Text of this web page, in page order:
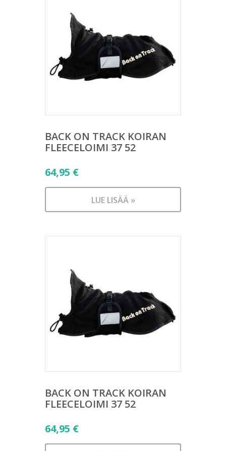
BACK ON TRACK KOIRAN
FLEECELOIMI 37 52
64,95 €
LUE LISÄÄ »
BACK ON TRACK KOIRAN
FLEECELOIMI 37 52
64,95 €